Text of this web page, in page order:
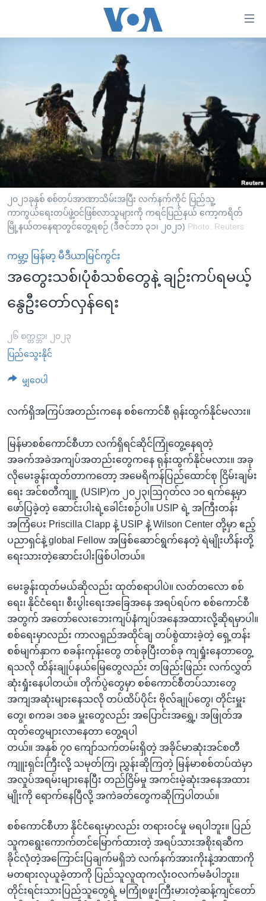
Link
များ
ပင်မ
အကြောင်းအရာ
သို့
ကျော်
ကြည့်
ပင်မ
စာမျက်နှာ
ကျော်
ကြည့်
ရှာဖွေ
နေရာ
ကျော်
ရန်
ကမ္ဘာ့သတင်းများ
နိုင်ငံတကာ
အမေရိကန်
တရုတ်
အစ္စရေး-ပါလက်စတိုင်း
ဗွီဒီယို
သတင်းလွတ်လပ်ခွင့်
ရပ်ဝန်းတခု လမ်းတခု အလွန်
အင်္ဂလိပ်စာလေ့လာမယ်
အမေရိကန်သုံးအီဒီယံ
မကြေးမုံရဲ့ အင်္ဂလိပ်စာ
ရုပ်ရှင်ထဲက အင်္ဂလိပ်စာ
သုတပဒေသာ အင်္ဂလိပ်စာ
အပတ်စဉ်ကဏ္ဍများ
ရေဒီယို
တီဗွီ
ရေဒီယိုနှင့်ရုပ်သံ အချက်အလက်များ
ရေဒီယို/တီဗွီအစီအစဉ်
Learning English
ဘာသာစကားများ
၂၀၂၁ခုနှစ် စစ်တပ်အာဏာသိမ်းအပြီး လက်နက်ကိုင် ပြည်သူ့
ကာကွယ်ရေးတပ်ဖွဲ့ဝင်ဖြစ်လာသူများကို ကရင်ပြည်နယ် ကော့ကရိတ်
မြို့နယ်တနေရာတွင်တွေ့ရစဉ် (ဒီဇင်ဘာ ၃၁၊ ၂၀၂၁) Photo: Reuters
ကမ္ဘာ့ မြန်မာ့ မီဒီယာမြင်ကွင်း
အတွေးသစ်၊ပုံစံသစ်တွေနဲ့ ချဉ်းကပ်ရမယ့်
နွေဦးတော်လှန်ရေး
၂၆ စက္တင္ဘာ၊ ၂၀၂၃
ပြည်သွေးနိုင်
မျှဝေပါ
လက်ရှိအကြပ်အတည်းကနေ စစ်ကောင်စီ ရုန်းထွက်နိုင်မလား။
မြန်မာစစ်ကောင်စီဟာ လက်ရှိရင်ဆိုင်ကြုံတွေ့နေရတဲ့
အခက်အခဲအကျပ်အတည်းတွေကနေ ရုန်းထွက်နိုင်မလား။ အခု
လိုမေးခွန်းထုတ်တာကတော့ အမေရိကန်ပြည်ထောင်စု ငြိမ်းချမ်း
ရေး အင်စတီကျူ့ (USIP)က ၂၀၂၃၊ဩဂုတ်လ ၁၀ ရက်နေ့မှာ
ဖော်ပြခဲ့တဲ့ ဆောင်းပါးရဲ့ခေါင်းစဉ်ပါ။ USIP ရဲ့ အကြီးတန်း
အကြံပေး Priscilla Clapp နဲ့ USIP နဲ့ Wilson Center တို့မှာ ဧည့်
ပညာရှင်နဲ့ global Fellow အဖြစ်ဆောင်ရွက်နေတဲ့ ရဲမျိုးဟိန်းတို့
ရေးသားတဲ့ဆောင်းပါးဖြစ်ပါတယ်။
မေးခွန်းထုတ်မယ်ဆိုလည်း ထုတ်စရာပါပဲ။ လတ်တလော စစ်
ရေး၊ နိုင်ငံရေး၊ စီးပွါးရေးအခြေအနေ အရပ်ရပ်က စစ်ကောင်စီ
အတွက် အတော်လေးဘေးကျပ်နံကျပ်အနေအထားလို့ဆိုရမှာပါ။
စစ်ရေးမှာလည်း ကာလရှည်အထိုင်ချ တပ်စွဲထားခဲ့တဲ့ ရှေ့တန်း
စစ်မျက်နှာက စခန်းကုန်းတွေ တစ်ခုပြီးတစ်ခု ကျရှုံးနေတာတွေ့
ရသလို ထိန်းချုပ်နယ်မြေတွေလည်း တဖြည်းဖြည်း လက်လွှတ်
ဆုံးရှုံးနေပါတယ်။ တိုက်ပွဲတွေမှာ စစ်ကောင်စီတပ်သားတွေ
အကျအဆုံးများနေသလို တပ်ထိပ်ပိုင်း ဗိုလ်ချုပ်တွေ၊ တိုင်းမှူး
တွေ၊ စကခ၊ ဒစခ မှူးတွေလည်း အပြောင်းအရွှေ့၊ အဖြုတ်အ
ထုတ်တွေများလာနေတာ တွေ့ရပါ
တယ်။ အနှစ် ၇၀ ကျော်သက်တမ်းရှိတဲ့ အခိုင်မာဆုံးအင်စတီ
ကျူးရှင်းကြီးလို့ သမုတ်ကြ၊ ညွှန်းဆိုကြတဲ့ မြန်မာစစ်တပ်ထဲမှာ
အလှုပ်အရမ်းများနေပြီး တည်ငြိမ်မှု အကင်းမဲ့ဆုံးအနေအထား
မျိုးကို ရောက်နေပြီလို့ အကဲခတ်တွေကဆိုကြပါတယ်။
စစ်ကောင်စီဟာ နိုင်ငံရေးမှာလည်း တရားဝင်မှု မရပါဘူး။ ပြည်
သူကရွေးကောက်တင်မြောက်ထားတဲ့ အရပ်သားအစိုးရဆီက
ခိုင်လုံတဲ့အကြောင်းပြချက်မရှိဘဲ လက်နက်အားကိုးနဲ့အာဏာကို
မတရားလုယူခဲ့တာကို ပြည်သူလူထုကလုံးဝလက်မခံပါဘူး။
တိုင်းရင်းသားပြည်သူတွေရဲ့ မကြုံစဖူးကြီးမားတဲ့ဆန့်ကျင်တော်